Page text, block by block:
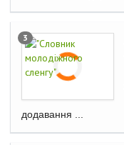
3
додавання ...